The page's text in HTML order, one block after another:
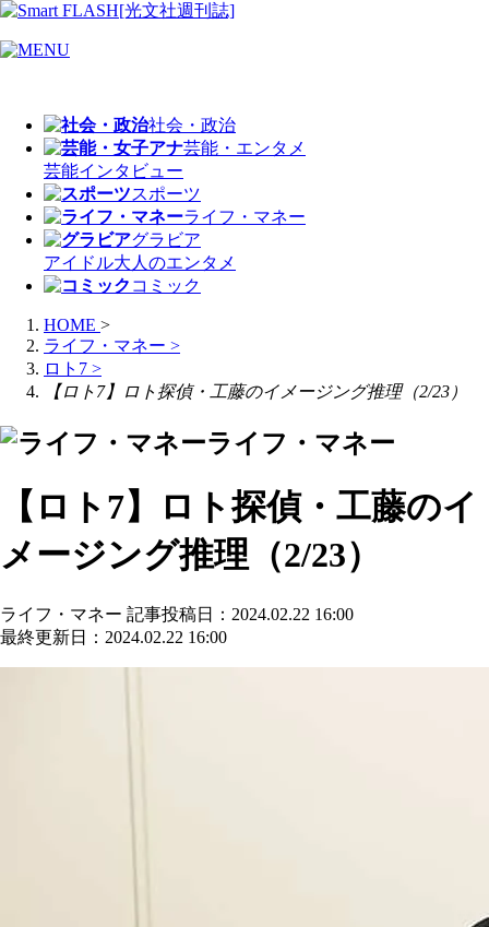
社会・政治
芸能・エンタメ
芸能インタビュー
スポーツ
ライフ・マネー
グラビア
アイドル大人のエンタメ
コミック
HOME >
ライフ・マネー >
ロト7 >
【ロト7】ロト探偵・工藤のイメージング推理（2/23）
ライフ・マネー
【ロト7】ロト探偵・工藤のイ
メージング推理（2/23）
ライフ・マネー 記事投稿日：2024.02.22 16:00
最終更新日：2024.02.22 16:00